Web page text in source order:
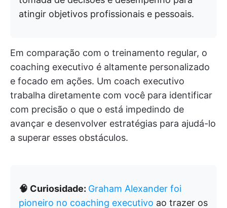
atingir objetivos profissionais e pessoais.
Em comparação com o treinamento regular, o
coaching executivo é altamente personalizado
e focado em ações. Um coach executivo
trabalha diretamente com você para identificar
com precisão o que o está impedindo de
avançar e desenvolver estratégias para ajudá-lo
a superar esses obstáculos.
🧠 Curiosidade: Graham Alexander foi
pioneiro no coaching executivo ao trazer os